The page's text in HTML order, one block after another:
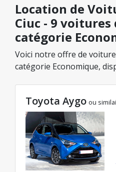
Location de
Ciuc - 9
catégorie
Voici notre offre de
catégorie Economique,
dans la catégorie
avantageux débutant à
Toyota Aygo ou